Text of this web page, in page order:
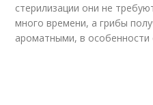
стерилизации они не
много времени, а грибы
ароматными, в особенности